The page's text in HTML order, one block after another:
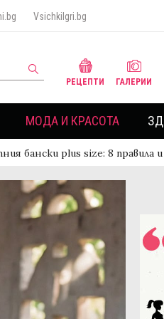
VsichkiIgri.bg
РЕЦЕПТИ ГАЛЕРИИ
МОДА И КРАСОТА
бански plus size: 8 правила